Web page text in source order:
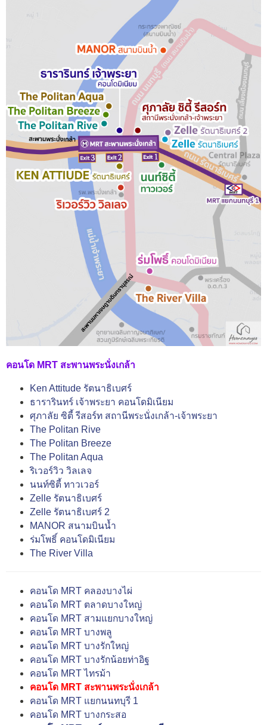
คอนโด MRT สะพานพระนั่งเกล้า
Ken Attitude รัตนาธิเบศร์
ธารารินทร์ เจ้าพระยา คอนโดมิเนียม
ศุภาลัย ซิตี้ รีสอร์ท สถานีพระนั่งเกล้า-เจ้าพระยา
The Politan Rive
The Politan Breeze
The Politan Aqua
ริเวอร์วิว วิลเลจ
นนท์ซิตี้ ทาวเวอร์
Zelle รัตนาธิเบศร์
Zelle รัตนาธิเบศร์ 2
MANOR สนามบินน้ำ
ร่มโพธิ์ คอนโดมิเนียม
The River Villa
คอนโด MRT คลองบางไผ่
คอนโด MRT ตลาดบางใหญ่
คอนโด MRT สามแยกบางใหญ่
คอนโด MRT บางพลู
คอนโด MRT บางรักใหญ่
คอนโด MRT บางรักน้อยท่าอิฐ
คอนโด MRT ไทรม้า
คอนโด MRT สะพานพระนั่งเกล้า
คอนโด MRT แยกนนทบุรี 1
คอนโด MRT บางกระสอ